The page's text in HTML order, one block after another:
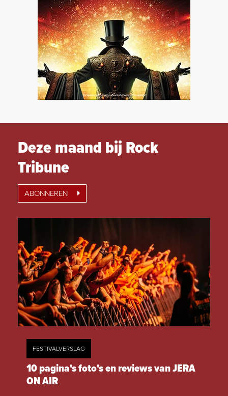
Deze maand bij Rock
Tribune
ABONNEREN
FESTIVALVERSLAG
10 pagina's foto's en reviews van JERA
ON AIR